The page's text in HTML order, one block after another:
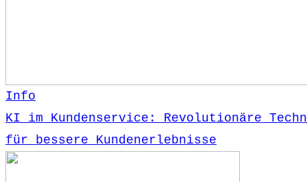
Info
KI im Kundenservice: Revolutionäre
für bessere Kundenerlebnisse